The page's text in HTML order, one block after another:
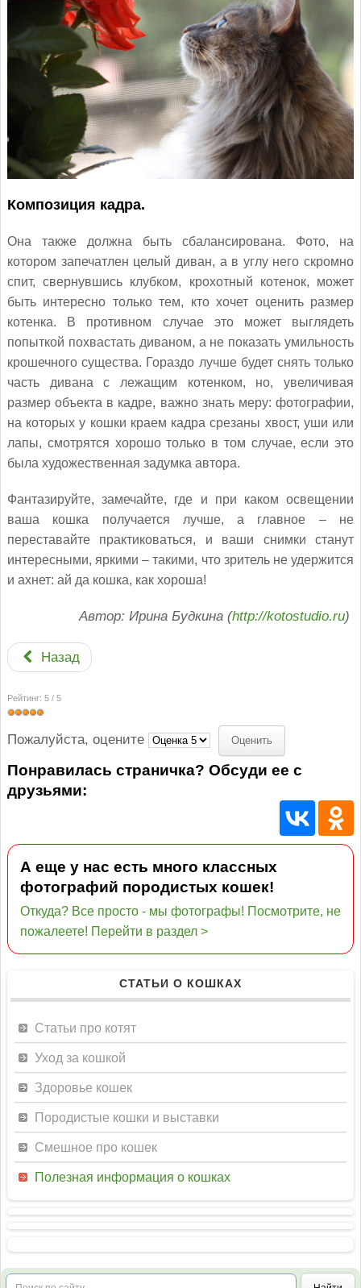
Композиция кадра.
Она также должна быть сбалансирована. Фото, на
котором запечатлен целый диван, а в углу него скромно
спит, свернувшись клубком, крохотный котенок, может
быть интересно только тем, кто хочет оценить размер
котенка. В противном случае это может выглядеть
попыткой похвастать диваном, а не показать умильность
крошечного существа. Гораздо лучше будет снять только
часть дивана с лежащим котенком, но, увеличивая
размер объекта в кадре, важно знать меру: фотографии,
на которых у кошки краем кадра срезаны хвост, уши или
лапы, смотрятся хорошо только в том случае, если это
была художественная задумка автора.
Фантазируйте, замечайте, где и при каком освещении
ваша кошка получается лучше, а главное – не
переставайте практиковаться, и ваши снимки станут
интересными, яркими – такими, что зритель не удержится
и ахнет: ай да кошка, как хороша!
Автор: Ирина Будкина (http://kotostudio.ru)
Назад
Рейтинг: 5 / 5
Пожалуйста, оцените
Понравилась страничка? Обсуди ее с
друзьями:
А еще у нас есть много классных
фотографий породистых кошек!
Откуда? Все просто - мы фотографы! Посмотрите, не
пожалеете! Перейти в раздел >
СТАТЬИ О КОШКАХ
Статьи про котят
Уход за кошкой
Здоровье кошек
Породистые кошки и выставки
Смешное про кошек
Полезная информация о кошках